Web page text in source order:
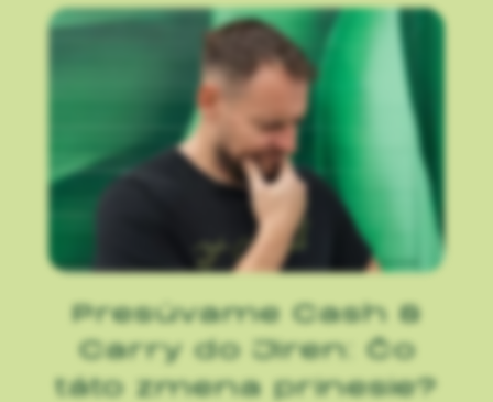
Presúvame Cash &
Carry do Jiren: Čo
táto zmena prinesie?